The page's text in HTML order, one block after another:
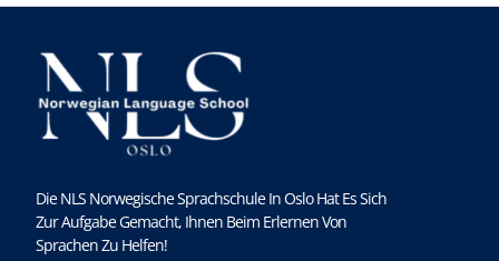
Die NLS Norwegische Sprachschule In Oslo Hat Es Sich
Zur Aufgabe Gemacht, Ihnen Beim Erlernen Von
Sprachen Zu Helfen!